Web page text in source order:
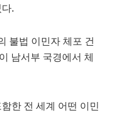
.
불법 이민자 체포 건
남서부 국경에서 체
한 전 세계 어떤 이민